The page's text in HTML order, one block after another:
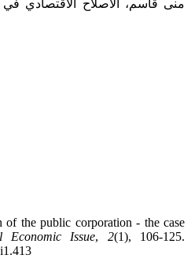
منى قاسم، الاصلاح الاقتصادي في
the public corporation - the case
Economic Issue, 2(1), 106-125.